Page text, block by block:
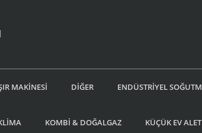
MAKİNESİ DİĞER ENDÜSTRİYEL
KOMBİ & DOĞALGAZ KÜÇÜK EV